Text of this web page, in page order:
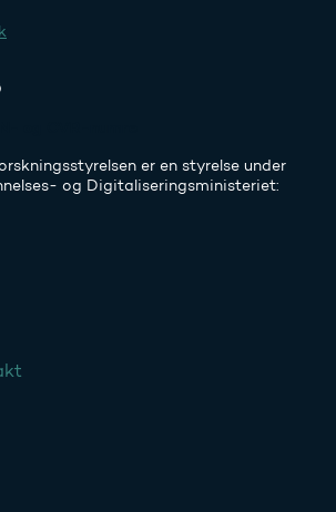
er en styrelse under
og Digitaliseringsministeriet: